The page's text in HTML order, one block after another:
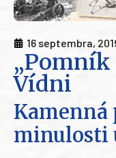
16 septembra,
„Pomník
Vídni
minulosti